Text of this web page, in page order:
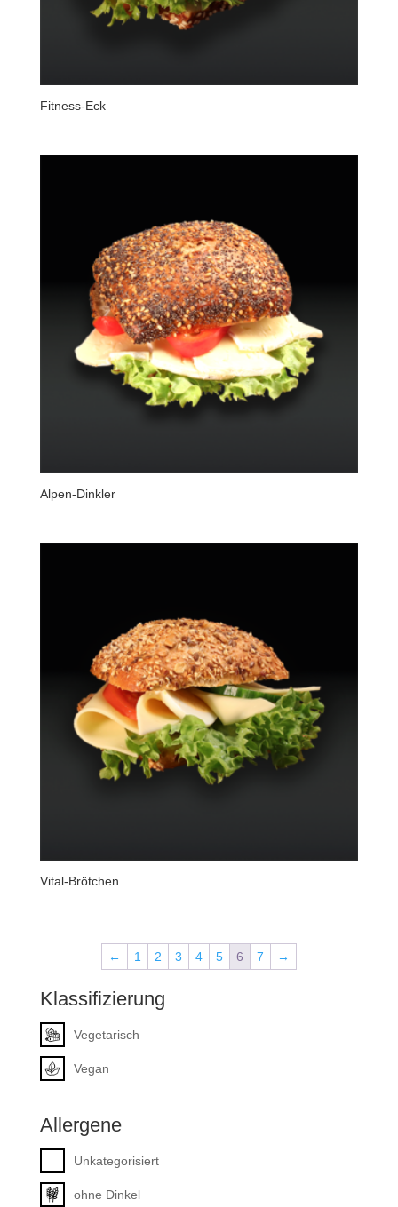
Fitness-Eck
Alpen-Dinkler
Vital-Brötchen
← 1 2 3 4 5 6 7 →
Klassifizierung
Vegetarisch
Vegan
Allergene
Unkategorisiert
ohne Dinkel